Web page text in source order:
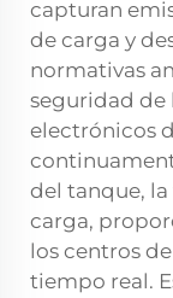
capturan
de carga y
normativas
seguridad de
electrónicos
del tanque,
carga,
los centros
tiempo real.